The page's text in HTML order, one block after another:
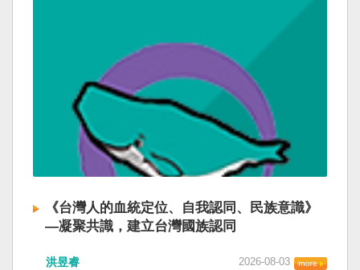
《台灣人的血統定位、自我認同、民族意識》
—凝聚共識，建立台灣國族認同
洪昱睿 2026-08-03